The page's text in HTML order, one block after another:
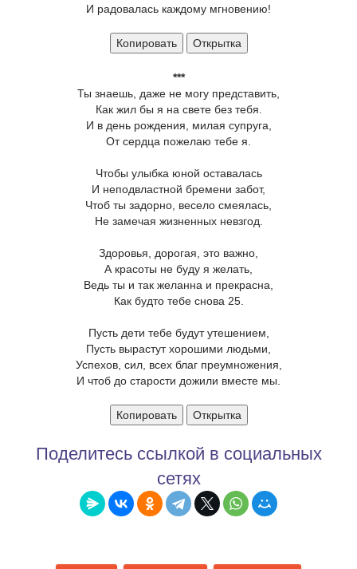
И радовалась каждому мгновению!
Копировать Открытка
***
Ты знаешь, даже не могу представить,
Как жил бы я на свете без тебя.
И в день рождения, милая супруга,
От сердца пожелаю тебе я.
Чтобы улыбка юной оставалась
И неподвластной бремени забот,
Чтоб ты задорно, весело смеялась,
Не замечая жизненных невзгод.
Здоровья, дорогая, это важно,
А красоты не буду я желать,
Ведь ты и так желанна и прекрасна,
Как будто тебе снова 25.
Пусть дети тебе будут утешением,
Пусть вырастут хорошими людьми,
Успехов, сил, всех благ преумножения,
И чтоб до старости дожили вместе мы.
Копировать Открытка
Поделитесь ссылкой в социальных
сетях